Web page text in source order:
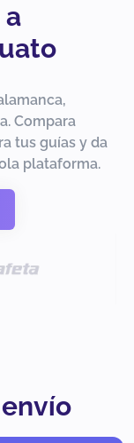
a
Compara
tus guías y da
plataforma.